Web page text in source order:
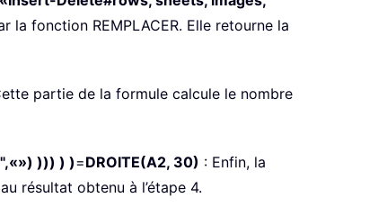
fonction REMPLACER. Elle retourne la
partie de la formule calcule le nombre
))) ) )=DROITE(A2, 30) : Enfin, la
résultat obtenu à l’étape 4.